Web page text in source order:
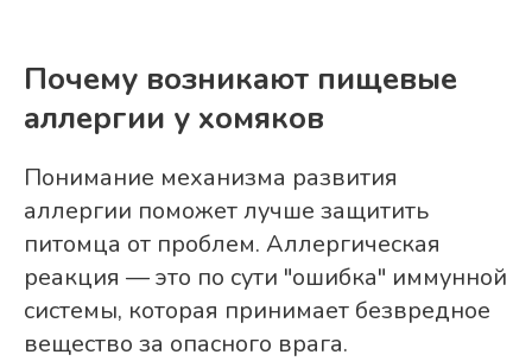
Почему возникают пищевые
аллергии у хомяков
Понимание механизма развития
аллергии поможет лучше защитить
питомца от проблем. Аллергическая
реакция — это по сути "ошибка" иммунной
системы, которая принимает безвредное
вещество за опасного врага.